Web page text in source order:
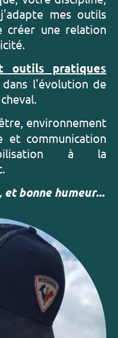
mes outils
créer une relation
outils pratiques
l'évolution de
environnement
et communication
à la
bonne humeur...